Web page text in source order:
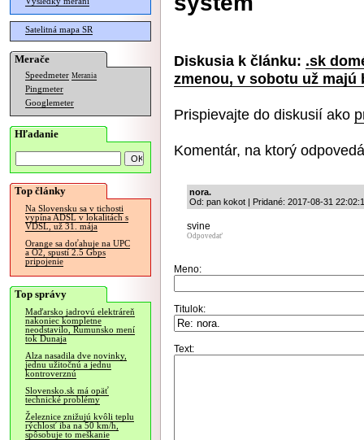
Satelitná mapa SR
Merače
Speedmeter Merania
Pingmeter
Googlemeter
Hľadanie
Top články
Na Slovensku sa v tichosti
vypína ADSL v lokalitách s
VDSL, už 31. mája
Orange sa doťahuje na UPC
a O2, spustí 2.5 Gbps
pripojenie
Top správy
Maďarsko jadrovú elektráreň
nakoniec kompletne
neodstavilo, Rumunsko mení
tok Dunaja
Alza nasadila dve novinky,
jednu užitočnú a jednu
kontroverznú
Slovensko.sk má opäť
technické problémy
Železnice znižujú kvôli teplu
rýchlosť iba na 50 km/h,
spôsobuje to meškanie
Diskusia k článku: .sk
zmenou, v sobotu už
Prispievajte do diskusií ako
Komentár, na ktorý
nora.
Od: pan kokot | Pridané: 2017-08-31
svine
Odpovedať
Meno:
Titulok:
Text: